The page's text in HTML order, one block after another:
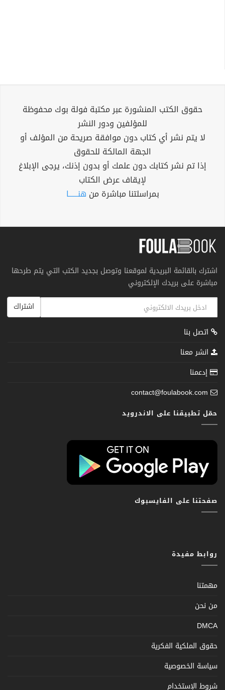
حقوق الكتب المنشورة عبر مكتبة فولة بوك محفوظة
للمؤلفين ودور النشر
لا يتم نشر أي كتاب دون موافقة صريحة من المؤلف أو
الجهة المالكة للحقوق
إذا تم نشر كتابك دون علمك أو بدون إذنك، يرجى الإبلاغ
لإيقاف عرض الكتاب
بمراسلتنا مباشرة من هنــــــا
اشترك بالقائمة البريدية لموقعنا وتوصل بجديد الكتب التي يتم طرحها
مباشرة على بريدك الإلكتروني
اشتراك
اتصل بنا
انشر معنا
إدعمنا
contact@foulabook.com
حمّل تطبيقنا على الاندرويد
صفحتنا على الفايسبوك
روابط مفيدة
مهمتنا
من نحن
DMCA
حقوق الملكية الفكرية
سياسة الخصوصية
شروط الإستخدام